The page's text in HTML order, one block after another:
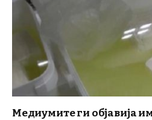
Медиумите ги објавија